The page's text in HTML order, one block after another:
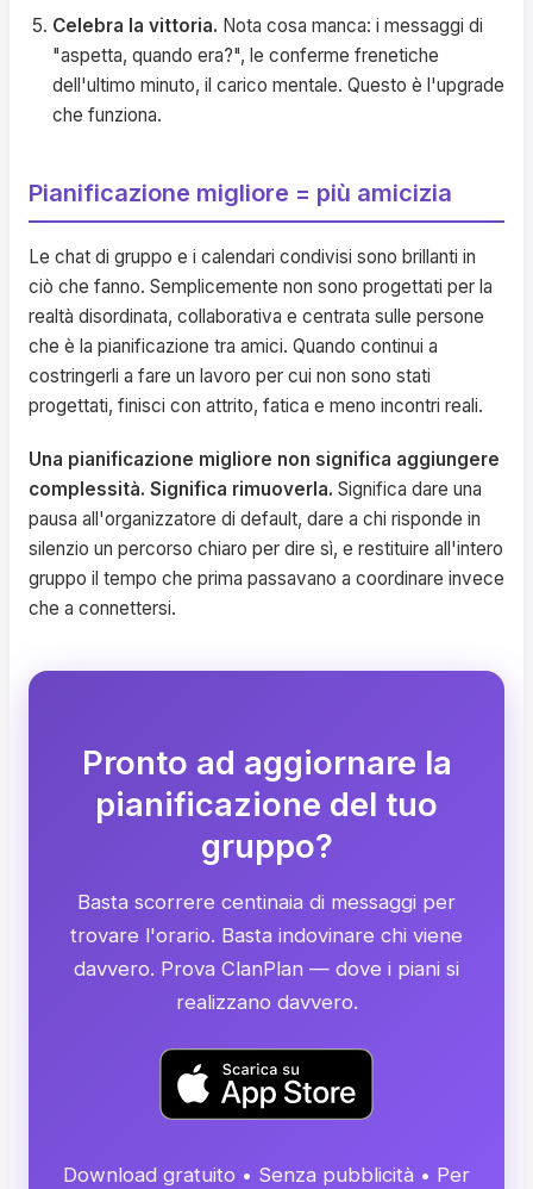
Celebra la vittoria. Nota cosa manca: i messaggi di
"aspetta, quando era?", le conferme frenetiche
dell'ultimo minuto, il carico mentale. Questo è l'upgrade
che funziona.
Pianificazione migliore = più amicizia
Le chat di gruppo e i calendari condivisi sono brillanti in
ciò che fanno. Semplicemente non sono progettati per la
realtà disordinata, collaborativa e centrata sulle persone
che è la pianificazione tra amici. Quando continui a
costringerli a fare un lavoro per cui non sono stati
progettati, finisci con attrito, fatica e meno incontri reali.
Una pianificazione migliore non significa aggiungere
complessità. Significa rimuoverla. Significa dare una
pausa all'organizzatore di default, dare a chi risponde in
silenzio un percorso chiaro per dire sì, e restituire all'intero
gruppo il tempo che prima passavano a coordinare invece
che a connettersi.
Pronto ad aggiornare la
pianificazione del tuo
gruppo?
Basta scorrere centinaia di messaggi per
trovare l'orario. Basta indovinare chi viene
davvero. Prova ClanPlan — dove i piani si
realizzano davvero.
Download gratuito • Senza pubblicità • Per